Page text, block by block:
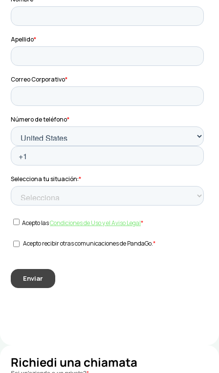
Richiedi una chiamata